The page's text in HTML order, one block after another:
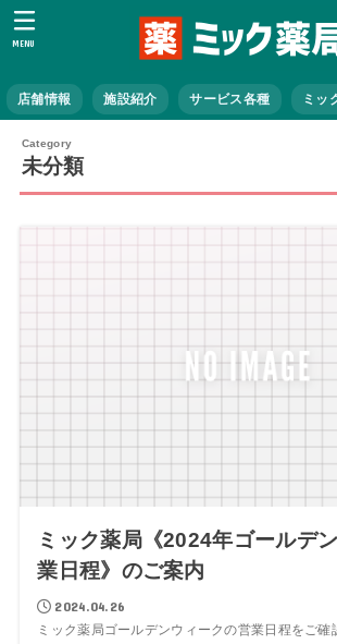
店舗情報 施設紹介 サービス各種 ミッ
MENU
未分類
ミック薬局《2024年ゴールデ
業日程》のご案内
2024.04.26
ミック薬局ゴールデンウィークの営業日程をご確